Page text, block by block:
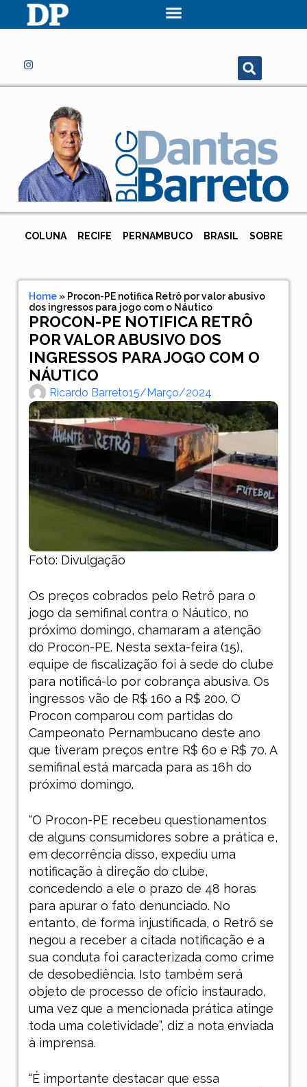
COLUNA RECIFE PERNAMBUCO BRASIL SOBRE
Home» Procon-PE notifica Retrô por valor abusivo
dos ingressos para jogo com o Náutico
PROCON-PE NOTIFICA RETRÔ
POR VALOR ABUSIVO DOS
INGRESSOS PARA JOGO COM O
NÁUTICO
Ricardo Barreto15/março/2024
Foto: Divulgação
Os preços cobrados pelo Retrô para o
jogo da semifinal contra o Náutico, no
próximo domingo, chamaram a atenção
do Procon-PE. Nesta sexta-feira (15),
equipe de fiscalização foi à sede do clube
para notificá-lo por cobrança abusiva. Os
ingressos vão de R$ 160 a R$ 200. O
Procon comparou com partidas do
Campeonato Pernambucano deste ano
que tiveram preços entre R$ 60 e R$ 70. A
semifinal está marcada para as 16h do
próximo domingo.
“O Procon-PE recebeu questionamentos
de alguns consumidores sobre a prática e,
em decorrência disso, expediu uma
notificação à direção do clube,
concedendo a ele o prazo de 48 horas
para apurar o fato denunciado. No
entanto, de forma injustificada, o Retrô se
negou a receber a citada notificação e a
sua conduta foi caracterizada como crime
de desobediência. Isto também será
objeto de processo de ofício instaurado,
uma vez que a mencionada prática atinge
toda uma coletividade”, diz a nota enviada
à imprensa.
“É importante destacar que essa